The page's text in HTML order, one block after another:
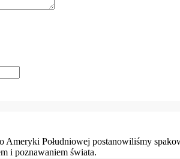
Ameryki Południowej postanowiliśmy
i poznawaniem świata.